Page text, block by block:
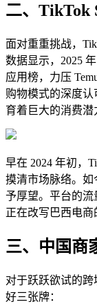
二、TikTok
面对重重挑战，
数据显示，2025
应用榜，力压
购物模式的深度
育着巨大的消费潜
早在 2024 年初，
摸清市场脉络。
予厚望。平台的流
正在改写巴西电商
三、中国商
对于跃跃欲试的
好三张牌：